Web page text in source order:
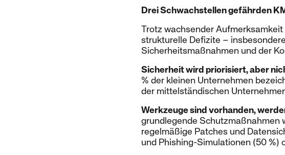
Drei Schwachstellen gefährden
Trotz wachsender
strukturelle Defizite –
Sicherheitsmaßnahmen und der
Sicherheit wird priorisiert, aber
% der kleinen Unternehmen
der mittelständischen
Werkzeuge sind vorhanden,
grundlegende Schutzmaßnahmen
regelmäßige Patches und
und Phishing-Simulationen (50 %)